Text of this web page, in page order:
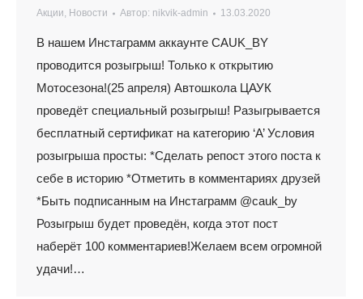
Акции, Новости Автор: nikvik-admin 13.03.2020
В нашем Инстаграмм аккаунте CAUK_BY
проводится розыгрыш! Только к открытию
Мотосезона!(25 апреля) Автошкола ЦАУК
проведёт специальный розыгрыш! Разыгрывается
бесплатный сертификат на категорию ‘А’ Условия
розыгрыша просты: *Сделать репост этого поста к
себе в историю *Отметить в комментариях друзей
*Быть подписанным на Инстаграмм @cauk_by
Розыгрыш будет проведён, когда этот пост
наберёт 100 комментариев!Желаем всем огромной
удачи!…